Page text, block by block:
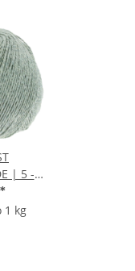
| 5 -
*
1 kg